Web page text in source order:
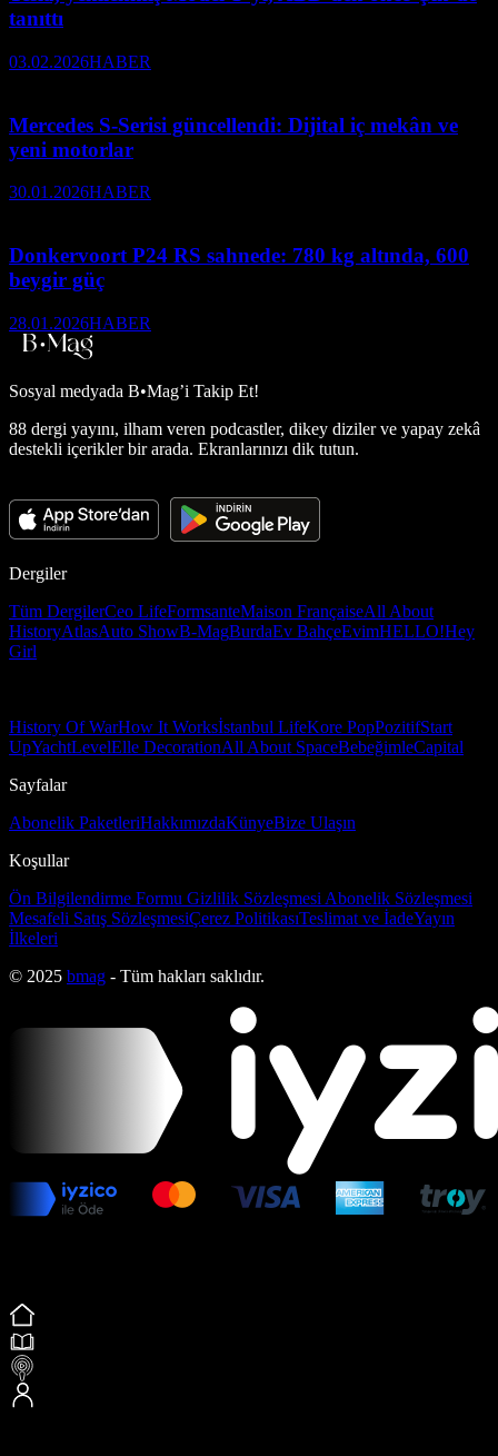
tanıttı
03.02.2026HABER
Mercedes S-Serisi güncellendi: Dijital iç mekân ve
yeni motorlar
30.01.2026HABER
Donkervoort P24 RS sahnede: 780 kg altında, 600
beygir güç
28.01.2026HABER
Sosyal medyada B•Mag’i Takip Et!
88 dergi yayını, ilham veren podcastler, dikey diziler ve yapay zekâ
destekli içerikler bir arada. Ekranlarınızı dik tutun.
Dergiler
Tüm DergilerCeo LifeFormsanteMaison FrançaiseAll About
HistoryAtlasAuto ShowB-MagBurdaEv BahçeEvimHELLO!Hey
Girl
History Of WarHow It Worksİstanbul LifeKore PopPozitifStart
UpYachtLevelElle DecorationAll About SpaceBebeğimleCapital
Sayfalar
Abonelik PaketleriHakkımızdaKünyeBize Ulaşın
Koşullar
Ön Bilgilendirme Formu Gizlilik Sözleşmesi Abonelik Sözleşmesi
Mesafeli Satış SözleşmesiÇerez PolitikasıTeslimat ve İadeYayın
İlkeleri
© 2025 bmag - Tüm hakları saklıdır.